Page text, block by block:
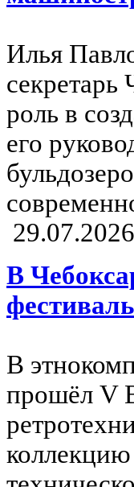
Илья
роль в
его
29.07.2026
В
В
прошёл V